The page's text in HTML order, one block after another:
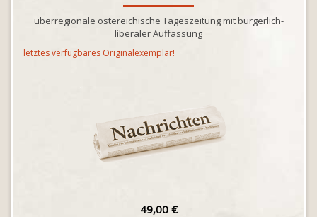
überregionale östereichische Tageszeitung mit bürgerlich-
liberaler Auffassung
letztes verfügbares Originalexemplar!
49,00 €